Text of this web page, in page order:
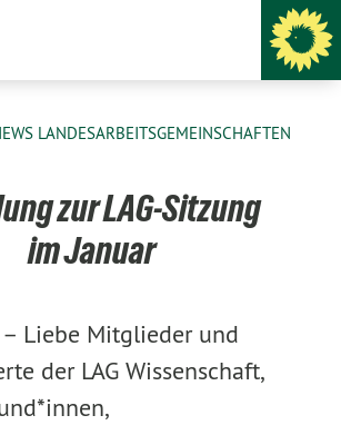
LANDESARBEITSGEMEINSCHAFTEN
zur LAG-Sitzung
im Januar
Liebe Mitglieder und
der LAG Wissenschaft,